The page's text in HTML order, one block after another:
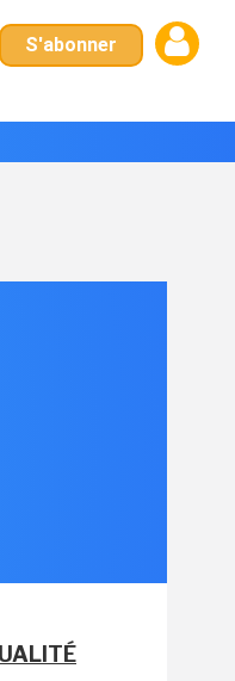
S'abonner